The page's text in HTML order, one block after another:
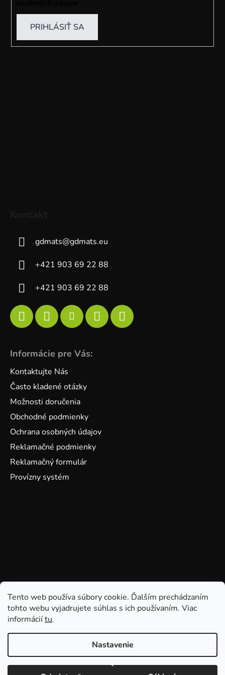
Tento web používa súbory cookie. Ďalším prechádzaním
tohto webu vyjadrujete súhlas s ich používaním. Viac
informáciítu.
Nastavenie
PRIHLÁSIŤ SA
gdmats@gdmats.eu
+421 903 69 22 88
+421 903 69 22 88
Informácie pre Vás:
Kontaktujte Nás
Často kladené otázky
Možnosti doručenia
Obchodné podmienky
Ochrana osobných údajov
Reklamačné podmienky
Reklamačný formulár
Provízny systém